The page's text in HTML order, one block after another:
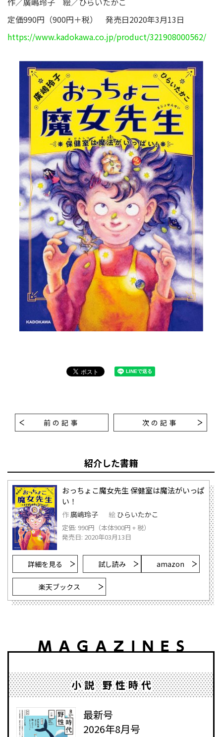
定価990円（900円＋税） 発売日2020年3月13日
https://www.kadokawa.co.jp/product/321908000562/
前の記事 次の記事
紹介した書籍
おっちょこ魔女先生 保健室は魔法がいっぱ
い！
作 廣嶋玲子 絵 ひらいたかこ
定価: 990円（本体900円 + 税）
発売日: 2020年03月13日
詳細を見る 試し読み amazon
楽天ブックス
小説 野性時代
最新号
2026年8月号